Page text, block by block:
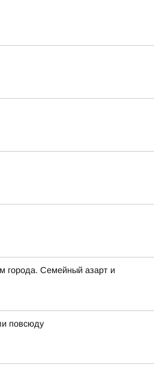
города. Семейный азарт и
повсюду